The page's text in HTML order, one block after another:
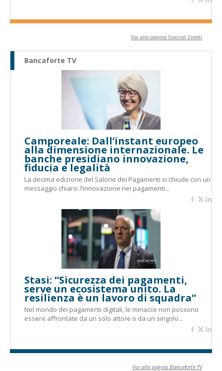
Vai alla pagina Speciali Eventi
Bancaforte TV
Camporeale: Dall’instant europeo
alla dimensione internazionale. Le
banche presidiano innovazione,
fiducia e legalità
La decima edizione del Salone dei Pagamenti si chiude con un
messaggio chiaro: l’innovazione nei pagamenti...
Stasi: “Sicurezza dei pagamenti,
serve un ecosistema unito. La
resilienza è un lavoro di squadra”
Nel mondo dei pagamenti digitali, le minacce non possono
essere affrontate da un solo attore o da un singolo...
Vai alla pagina Bancaforte TV